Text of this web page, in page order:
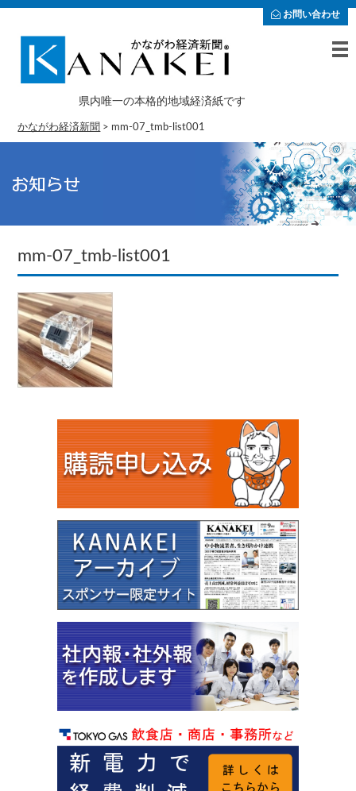
お問い合わせ
県内唯一の本格的地域経済紙です
かながわ経済新聞 > mm-07_tmb-list001
mm-07_tmb-list001